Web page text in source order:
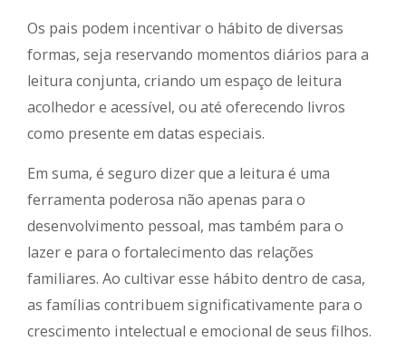
Os pais podem incentivar o hábito de diversas
formas, seja reservando momentos diários para a
leitura conjunta, criando um espaço de leitura
acolhedor e acessível, ou até oferecendo livros
como presente em datas especiais.
Em suma, é seguro dizer que a leitura é uma
ferramenta poderosa não apenas para o
desenvolvimento pessoal, mas também para o
lazer e para o fortalecimento das relações
familiares. Ao cultivar esse hábito dentro de casa,
as famílias contribuem significativamente para o
crescimento intelectual e emocional de seus filhos.